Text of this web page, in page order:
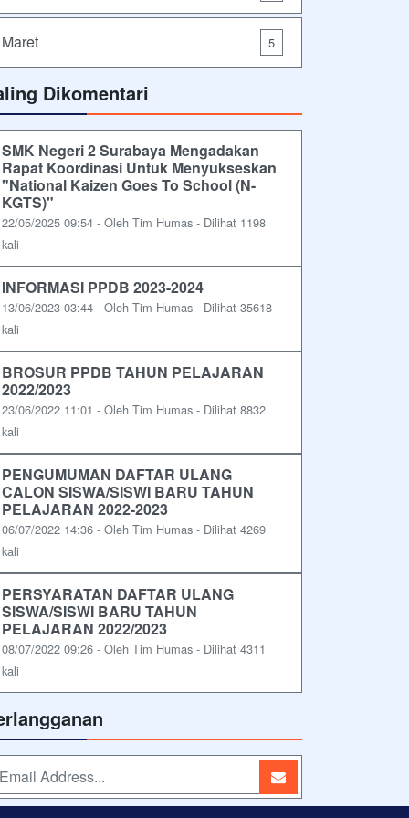
Maret 5
Dikomentari
SMK Negeri 2 Surabaya Mengadakan
Rapat Koordinasi Untuk Menyukseskan
"National Kaizen Goes To School (N-
KGTS)"
22/05/2025 09:54 - Oleh Tim Humas - Dilihat 1198
kali
INFORMASI PPDB 2023-2024
13/06/2023 03:44 - Oleh Tim Humas - Dilihat 35618
kali
BROSUR PPDB TAHUN PELAJARAN
2022/2023
23/06/2022 11:01 - Oleh Tim Humas - Dilihat 8832
kali
PENGUMUMAN DAFTAR ULANG
CALON SISWA/SISWI BARU TAHUN
PELAJARAN 2022-2023
06/07/2022 14:36 - Oleh Tim Humas - Dilihat 4269
kali
PERSYARATAN DAFTAR ULANG
SISWA/SISWI BARU TAHUN
PELAJARAN 2022/2023
08/07/2022 09:26 - Oleh Tim Humas - Dilihat 4311
kali